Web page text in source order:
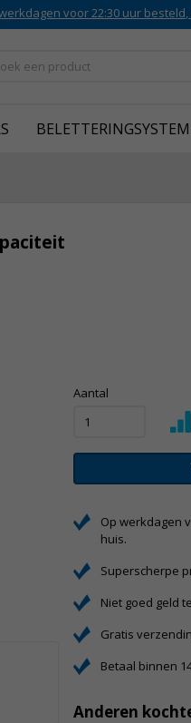
voor 22:30 uur
Aantal
Op werkdagen
huis.
Superscherpe
Niet goed geld
Gratis
Betaal binnen
Anderen